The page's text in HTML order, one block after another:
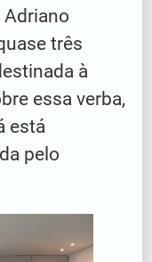
três
à
essa verba,
está
pelo